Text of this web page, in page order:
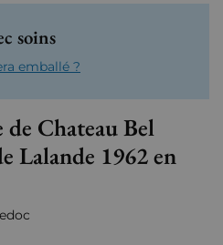
soins
emballé ?
Chateau Bel
Lalande 1962 en